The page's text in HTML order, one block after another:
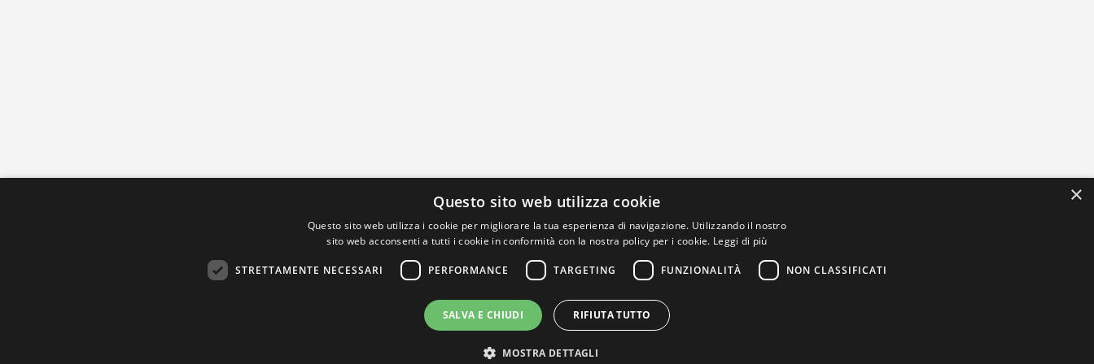
×
Questo sito web utilizza cookie
Questo sito web utilizza i cookie per migliorare la tua esperienza di navigazione. Utilizzando il nostro
sito web acconsenti a tutti i cookie in conformità con la nostra policy per i cookie. Leggi di più
STRETTAMENTE NECESSARI PERFORMANCE TARGETING FUNZIONALITÀ NON CLASSIFICATI
SALVA E CHIUDI RIFIUTA TUTTO
MOSTRA DETTAGLI